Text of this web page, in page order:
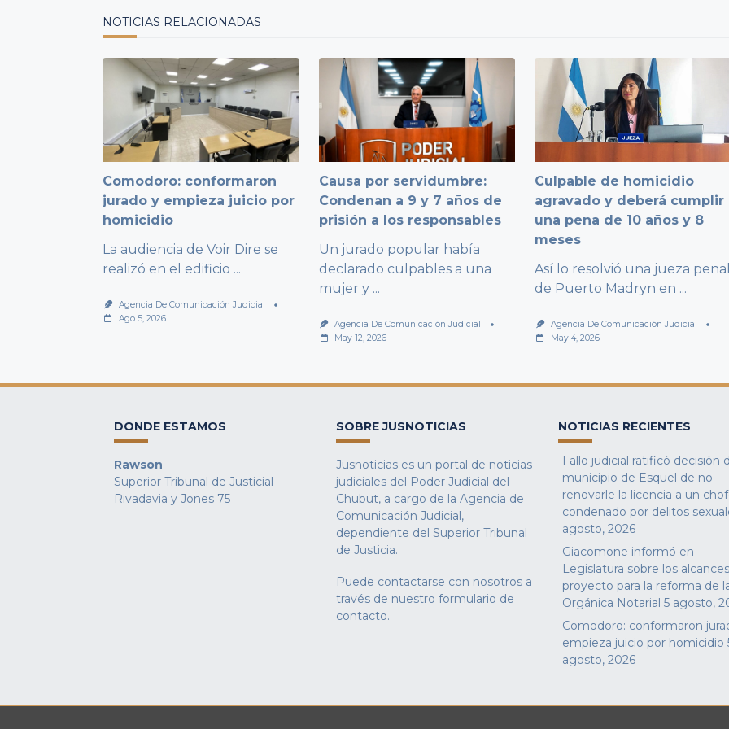
NOTICIAS RELACIONADAS
Comodoro: conformaron
jurado y empieza juicio por
homicidio
La audiencia de Voir Dire se
realizó en el edificio ...
Agencia De Comunicación Judicial
Ago 5, 2026
Causa por servidumbre:
Condenan a 9 y 7 años de
prisión a los responsables
Un jurado popular había
declarado culpables a una
mujer y ...
Agencia De Comunicación Judicial
May 12, 2026
Culpable de homicidio
agravado y deberá cumplir
una pena de 10 años y 8
meses
Así lo resolvió una jueza
de Puerto Madryn en ...
Agencia De Comunicación Judicial
May 4, 2026
DONDE ESTAMOS
Rawson
Superior Tribunal de Justicial
Rivadavia y Jones 75
SOBRE JUSNOTICIAS
Jusnoticias es un portal de noticias
judiciales del Poder Judicial del
Chubut, a cargo de la Agencia de
Comunicación Judicial,
dependiente del Superior Tribunal
de Justicia.
Puede contactarse con nosotros a
través de nuestro formulario de
contacto.
NOTICIAS RECIENTES
Fallo judicial ratificó decisión
municipio de Esquel de no
renovarle la licencia a un
condenado por delitos
agosto, 2026
Giacomone informó en
Legislatura sobre los
proyecto para la reforma de
Orgánica Notarial 5 agosto,
Comodoro: conformaron
empieza juicio por homicidio
agosto, 2026